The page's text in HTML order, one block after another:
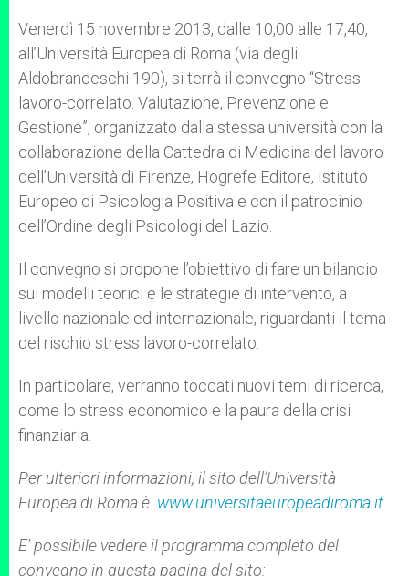
p
p
g
e
r
o
k
r
Venerdì 15 novembre 2013, dalle 10,00 alle 17,40,
all’Università Europea di Roma (via degli
Aldobrandeschi 190), si terrà il convegno “Stress
lavoro-correlato. Valutazione, Prevenzione e
Gestione”, organizzato dalla stessa università con la
collaborazione della Cattedra di Medicina del lavoro
dell’Università di Firenze, Hogrefe Editore, Istituto
Europeo di Psicologia Positiva e con il patrocinio
dell’Ordine degli Psicologi del Lazio.
Il convegno si propone l’obiettivo di fare un bilancio
sui modelli teorici e le strategie di intervento, a
livello nazionale ed internazionale, riguardanti il tema
del rischio stress lavoro-correlato.
In particolare, verranno toccati nuovi temi di ricerca,
come lo stress economico e la paura della crisi
finanziaria.
Per ulteriori informazioni, il sito dell’Università
Europea di Roma è: www.universitaeuropeadiroma.it
E’ possibile vedere il programma completo del
convegno in questa pagina del sito: